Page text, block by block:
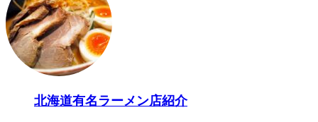
北海道有名ラーメン店紹介